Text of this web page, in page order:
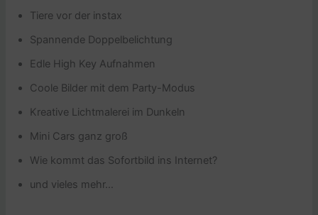
Tiere vor der instax
Spannende Doppelbelichtung
Edle High Key Aufnahmen
Coole Bilder mit dem Party-Modus
Kreative Lichtmalerei im Dunkeln
Mini Cars ganz groß
Wie kommt das Sofortbild ins Internet?
und vieles mehr…